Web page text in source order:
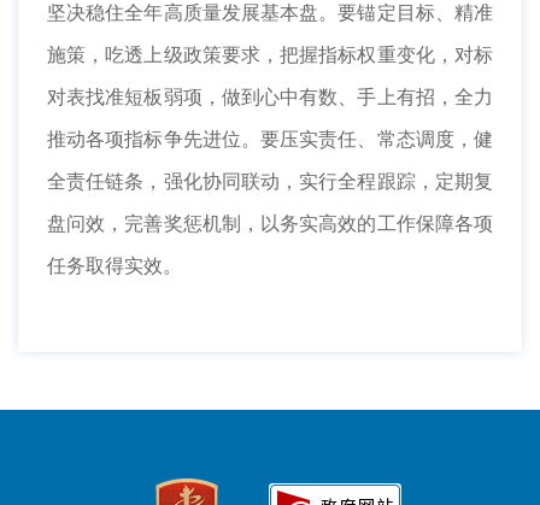
坚决稳住全年高质量发展基本盘。要锚定目标、精准
施策，吃透上级政策要求，把握指标权重变化，对标
对表找准短板弱项，做到心中有数、手上有招，全力
推动各项指标争先进位。要压实责任、常态调度，健
全责任链条，强化协同联动，实行全程跟踪，定期复
盘问效，完善奖惩机制，以务实高效的工作保障各项
任务取得实效。